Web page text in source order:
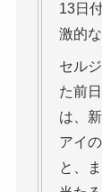
13日
激的
セル
た前
は、
アイ
と、